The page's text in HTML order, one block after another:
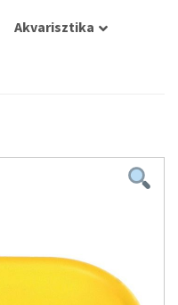
Akvarisztika